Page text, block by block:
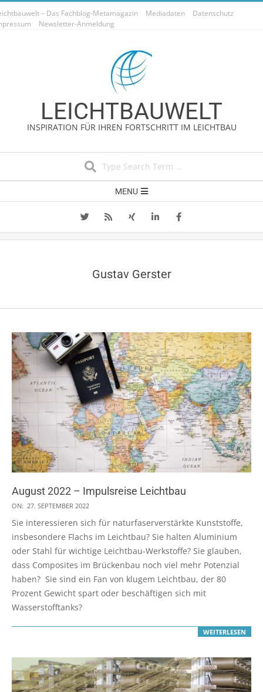
Skip
to
– Das Fachblog-Metamagazin Mediadaten
Datenschutz
Newsletter-Anmeldung
LEICHTBAUWELT
INSPIRATION FÜR IHREN FORTSCHRITT IM LEICHTBAU
Navigation
MENU
Gustav Gerster
August 2022 – Impulsreise Leichtbau
2022-
09-
27
ON: 27. SEPTEMBER 2022
Sie interessieren sich für naturfaserverstärkte Kunststoffe,
insbesondere Flachs im Leichtbau? Sie halten Aluminium
oder Stahl für wichtige Leichtbau-Werkstoffe? Sie glauben,
dass Composites im Brückenbau noch viel mehr Potenzial
haben? Sie sind ein Fan von klugem Leichtbau, der 80
Prozent Gewicht spart oder beschäftigen sich mit
Wasserstofftanks?
WEITERLESEN